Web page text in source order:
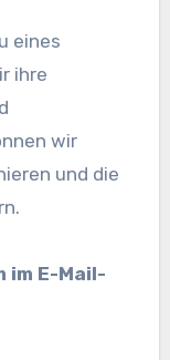
eines
ihre
wir
und die
im E-Mail-